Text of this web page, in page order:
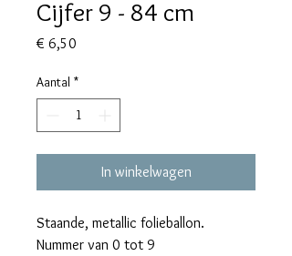
Cijfer 9 - 84 cm
€ 6,50
Aantal *
In winkelwagen
Staande, metallic folieballon.
Nummer van 0 tot 9